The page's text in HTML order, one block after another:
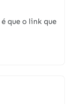
que o link que